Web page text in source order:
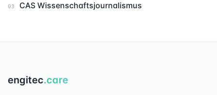
03 CAS Wissenschaftsjournalismus
engitec.care